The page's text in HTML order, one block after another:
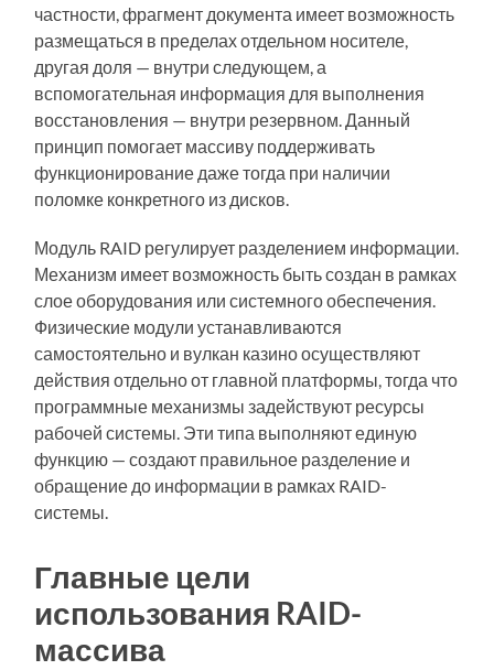
частности, фрагмент документа имеет возможность
размещаться в пределах отдельном носителе,
другая доля — внутри следующем, а
вспомогательная информация для выполнения
восстановления — внутри резервном. Данный
принцип помогает массиву поддерживать
функционирование даже тогда при наличии
поломке конкретного из дисков.
Модуль RAID регулирует разделением информации.
Механизм имеет возможность быть создан в рамках
слое оборудования или системного обеспечения.
Физические модули устанавливаются
самостоятельно и вулкан казино осуществляют
действия отдельно от главной платформы, тогда что
программные механизмы задействуют ресурсы
рабочей системы. Эти типа выполняют единую
функцию — создают правильное разделение и
обращение до информации в рамках RAID-
системы.
Главные цели
использования RAID-
массива